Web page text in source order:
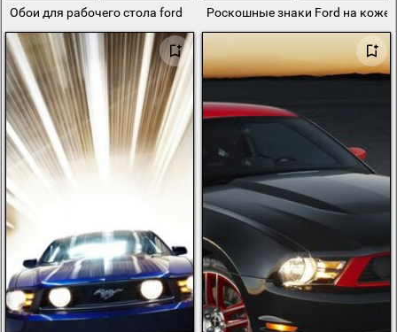
Обои для рабочего стола ford Роскошные знаки Ford на коже